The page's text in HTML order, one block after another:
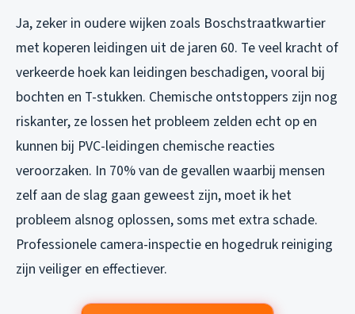
Ja, zeker in oudere wijken zoals Boschstraatkwartier
met koperen leidingen uit de jaren 60. Te veel kracht of
verkeerde hoek kan leidingen beschadigen, vooral bij
bochten en T-stukken. Chemische ontstoppers zijn nog
riskanter, ze lossen het probleem zelden echt op en
kunnen bij PVC-leidingen chemische reacties
veroorzaken. In 70% van de gevallen waarbij mensen
zelf aan de slag gaan geweest zijn, moet ik het
probleem alsnog oplossen, soms met extra schade.
Professionele camera-inspectie en hogedruk reiniging
zijn veiliger en effectiever.